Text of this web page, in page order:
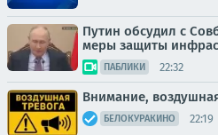
Путин обсудил с
меры защиты
ПАБЛИКИ 22:32
Внимание,
БЕЛОКУРАКИНО 22:19